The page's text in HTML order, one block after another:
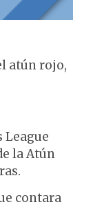
atún rojo,
League
la Atún
contara